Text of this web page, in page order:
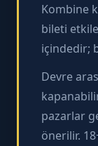
Kombine
bileti
içindedir;
Devre
pazarlar
önerilir.